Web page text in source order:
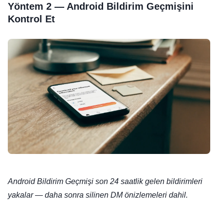
Yöntem 2 — Android Bildirim Geçmişini
Kontrol Et
Android Bildirim Geçmişi son 24 saatlik gelen bildirimleri
yakalar — daha sonra silinen DM önizlemeleri dahil.